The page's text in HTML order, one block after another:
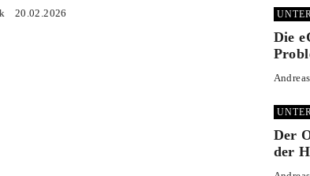
20.02.2026
Die
Der
der